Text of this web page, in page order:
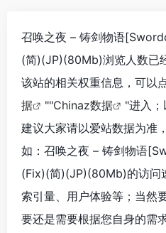
召唤之夜 – 铸剑物语
(简)(JP)(80Mb)浏览人数已
该站的相关权重信息，可以
据
""Chinaz数据
"进入；
建议大家请以爱站数据为准
如：召唤之夜 – 铸剑物语
(Fix)(简)(JP)(80Mb)的访问
索引量、用户体验等；当然
要还是需要根据您自身的需